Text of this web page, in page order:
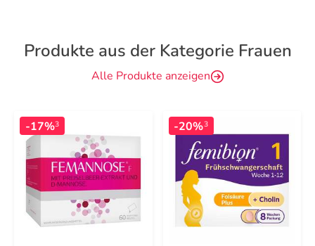
Produkte aus der Kategorie Frauen
Alle Produkte anzeigen
-17%3 -20%3